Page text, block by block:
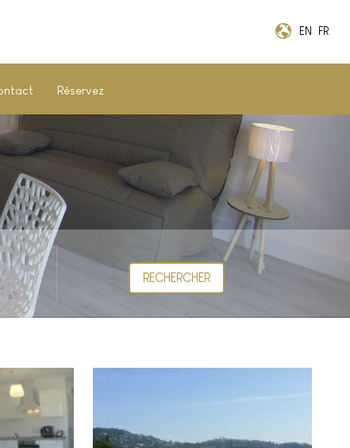
EN FR
Réservez
RECHERCHER